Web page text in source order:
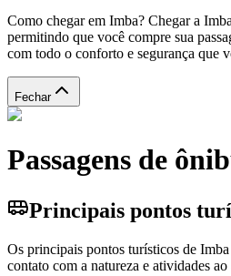
Como chegar em Imba? Chegar a
permitindo que você compre sua
com todo o conforto e segurança que
Fechar
Passagens de
Principais pontos
Os principais pontos turísticos de
contato com a natureza e atividades